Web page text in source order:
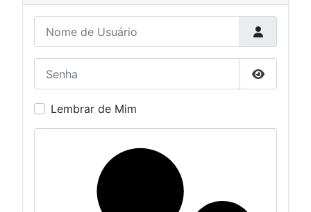
Nome de Usuário
Mostrar
Lembrar de Mim